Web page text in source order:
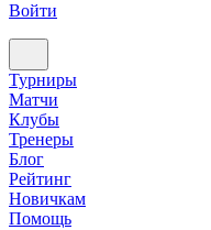
Войти
Турниры
Матчи
Клубы
Тренеры
Блог
Рейтинг
Новичкам
Помощь